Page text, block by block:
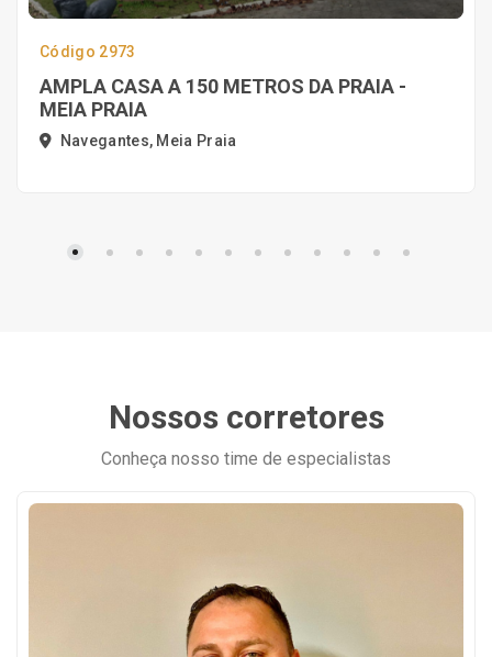
Código 2973
AMPLA CASA A 150 METROS DA PRAIA -
MEIA PRAIA
Navegantes, Meia Praia
Nossos corretores
Conheça nosso time de especialistas